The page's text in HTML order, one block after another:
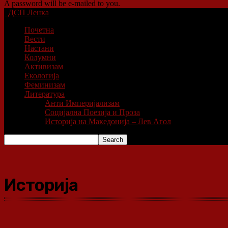
A password will be e-mailed to you.
ДСП Ленка
Почетна
Вести
Настани
Колумни
Активизам
Екологија
Феминизам
Литература
Анти Империјализам
Социјална Поезија и Проза
Историја на Македонија – Лев Агол
Историја